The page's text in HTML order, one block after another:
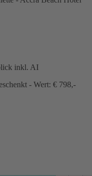
inkl. AI
- Wert: € 798,-